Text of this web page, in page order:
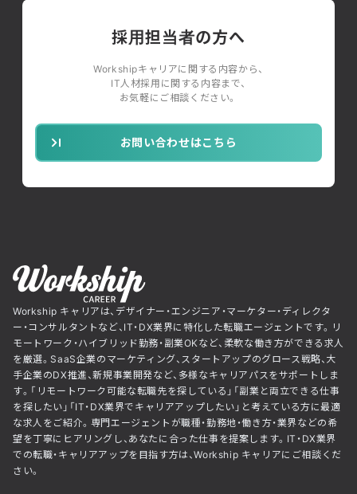
採用担当者の方へ
Workshipキャリアに関する内容から、
IT人材採用に関する内容まで、
お気軽にご相談ください。
お問い合わせはこちら
Workship キャリアは、デザイナー・エンジニア・マーケター・ディレクタ
ー・コンサルタントなど、IT・DX業界に特化した転職エージェントです。リ
モートワーク・ハイブリッド勤務・副業OKなど、柔軟な働き方ができる求人
を厳選。SaaS企業のマーケティング、スタートアップのグロース戦略、大
手企業のDX推進、新規事業開発など、多様なキャリアパスをサポートしま
す。「リモートワーク可能な転職先を探している」「副業と両立できる仕事
を探したい」「IT・DX業界でキャリアアップしたい」と考えている方に最適
な求人をご紹介。専門エージェントが職種・勤務地・働き方・業界などの希
望を丁寧にヒアリングし、あなたに合った仕事を提案します。IT・DX業界
での転職・キャリアアップを目指す方は、Workship キャリアにご相談くだ
さい。